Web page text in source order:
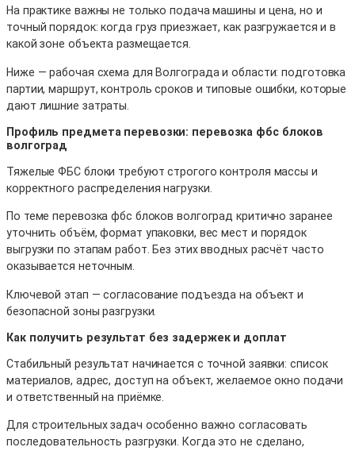
На практике важны не только подача машины и цена, но и
точный порядок: когда груз приезжает, как разгружается и в
какой зоне объекта размещается.
Ниже — рабочая схема для Волгограда и области: подготовка
партии, маршрут, контроль сроков и типовые ошибки, которые
дают лишние затраты.
Профиль предмета перевозки: перевозка фбс блоков
волгоград
Тяжелые ФБС блоки требуют строгого контроля массы и
корректного распределения нагрузки.
По теме перевозка фбс блоков волгоград критично заранее
уточнить объём, формат упаковки, вес мест и порядок
выгрузки по этапам работ. Без этих вводных расчёт часто
оказывается неточным.
Ключевой этап — согласование подъезда на объект и
безопасной зоны разгрузки.
Как получить результат без задержек и доплат
Стабильный результат начинается с точной заявки: список
материалов, адрес, доступ на объект, желаемое окно подачи
и ответственный на приёмке.
Для строительных задач особенно важно согласовать
последовательность разгрузки. Когда это не сделано,